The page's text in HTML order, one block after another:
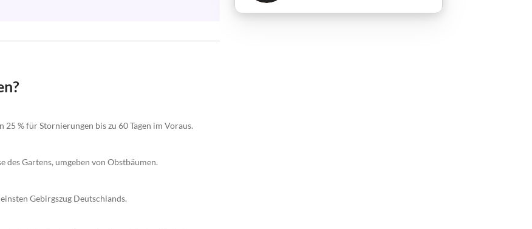
% für Stornierungen bis zu 60 Tagen im Voraus.
des Gartens, umgeben von Obstbäumen.
Gebirgszug Deutschlands.